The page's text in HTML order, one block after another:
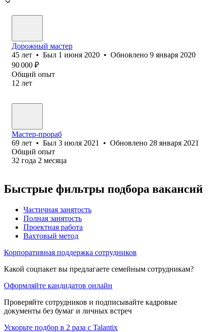
Дорожный мастер
45 лет • Был 1 июня 2020 • Обновлено 9 января 2020
90 000 ₽
Общий опыт
12 лет
Мастер-прораб
69 лет • Был 3 июля 2021 • Обновлено 28 января 2021
Общий опыт
32 года 2 месяца
Быстрые фильтры подбора вакансий
Частичная занятость
Полная занятость
Проектная работа
Вахтовый метод
Корпоративная поддержка сотрудников
Какой соцпакет вы предлагаете семейным сотрудникам?
Оформляйте кандидатов онлайн
Проверяйте сотрудников и подписывайте кадровые
документы без бумаг и личных встреч
Ускорьте подбор в 2 раза с Talantix